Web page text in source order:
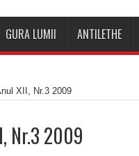
GURA LUMII ANTILETHE
XII, Nr.3 2009
Nr.3 2009